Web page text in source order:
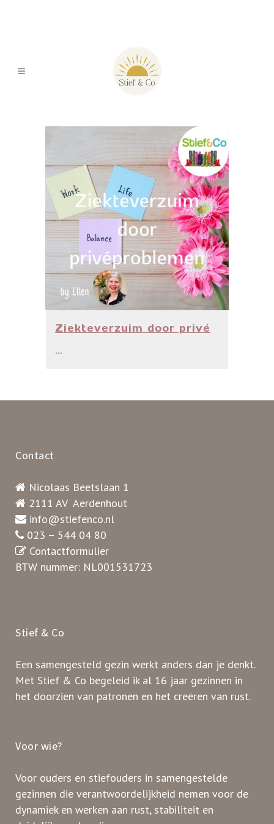
Ziekteverzuim door privé
...
Contact
Nicolaas Beetslaan 1
2111 AV Aerdenhout
info@stiefenco.nl
023 – 544 04 80
Contactformulier
BTW nummer: NL001531723
Stief & Co
Een samengesteld gezin werkt anders dan je denkt.
Met Stief & Co begeleid ik al 16 jaar gezinnen in
het doorzien van patronen en het creëren van rust.
Voor wie?
Voor ouders en stiefouders in samengestelde
gezinnen die verantwoordelijkheid nemen voor de
dynamiek en werken aan rust, stabiliteit en